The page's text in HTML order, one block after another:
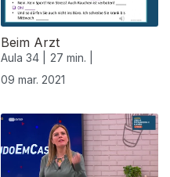
Beim Arzt
Aula 34 |
27 min. |
09 mar. 2021